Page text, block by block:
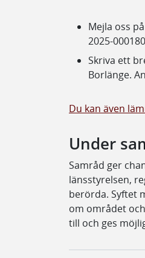
Mejla oss
2025-
Skriva ett
Borlänge.
Du kan även
Under
Samråd ger
länsstyrelsen,
berörda. Syftet
om området
till och ges